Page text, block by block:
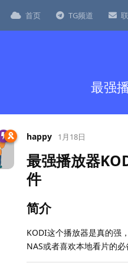
首页 TG频道
最强
happy 1月18日
最强播放器
件
简介
KODI这个播放器是真的强
NAS或者喜欢本地看片的必